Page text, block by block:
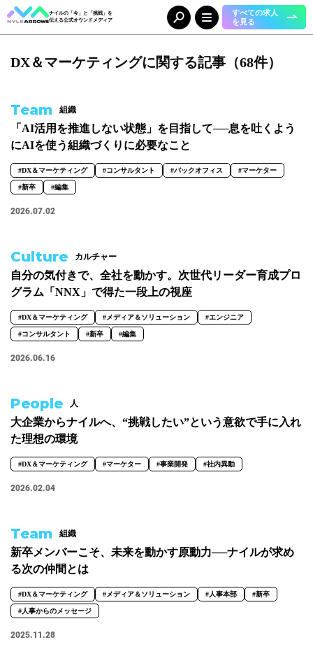
ナイルの「今」と「挑戦」を
伝える公式オウンドメディア
すべての求人
を見る
Category カテゴリ
組織（37） お知らせ（25）
Tag タグ
職種
#エンジニア #カスタマーサクセス #コンサルタント
#デザイナー #バックオフィス #マーケター #事業開発
#広報 #新卒 #経営 #編集
テーマ別
注目の記事
面接で転職理由はどう話すべき？面接官が聞きた
い、模範解答ではない「本音」
DX＆マーケティングに関する記事（68件）
Team 組織
「AI活用を推進しない状態」を目指して──息を吐くよう
にAIを使う組織づくりに必要なこと
#DX＆マーケティング #コンサルタント #バックオフィス #マーケター
#新卒 #編集
2026.07.02
Culture カルチャー
自分の気付きで、全社を動かす。次世代リーダー育成プロ
グラム「NNX」で得た一段上の視座
#DX＆マーケティング #メディア＆ソリューション #エンジニア
#コンサルタント #新卒 #編集
2026.06.16
People 人
大企業からナイルへ、“挑戦したい”という意欲で手に入れ
た理想の環境
#DX＆マーケティング #マーケター #事業開発 #社内異動
2026.02.04
Team 組織
新卒メンバーこそ、未来を動かす原動力──ナイルが求め
る次の仲間とは
#DX＆マーケティング #メディア＆ソリューション #人事本部 #新卒
#人事からのメッセージ
2025.11.28